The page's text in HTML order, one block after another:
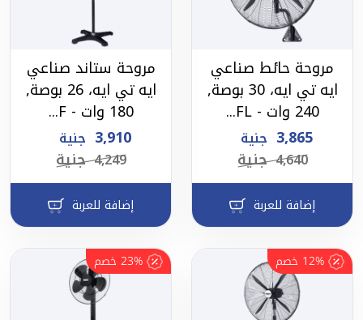
مروحة حائط صناعي
ايه تي ايه، 30 بوصة,
240 وات - FL...
3,865 جنية
4,640 جنية
إضافة للعربة
مروحة ستاند صناعي
ايه تي ايه، 26 بوصة,
180 وات - F...
3,910 جنية
4,249 جنية
إضافة للعربة
12% خصم 23% خصم